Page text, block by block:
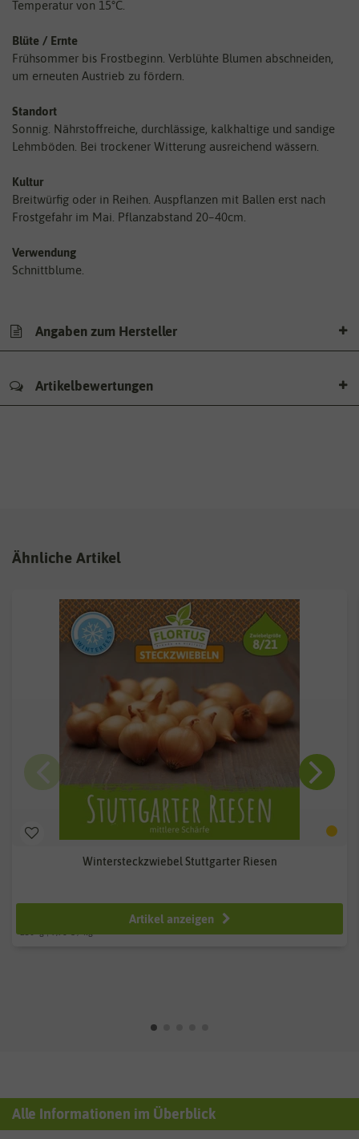
Temperatur von 15°C.
Blüte / Ernte
Frühsommer bis Frostbeginn. Verblühte Blumen abschneiden,
um erneuten Austrieb zu fördern.
Standort
Sonnig. Nährstoffreiche, durchlässige, kalkhaltige und sandige
Lehmböden. Bei trockener Witterung ausreichend wässern.
Kultur
Breitwürfig oder in Reihen. Auspflanzen mit Ballen erst nach
Frostgefahr im Mai. Pflanzabstand 20–40cm.
Verwendung
Schnittblume.
Angaben zum Hersteller
Artikelbewertungen
Ähnliche Artikel
Wintersteckzwiebel Stuttgarter Riesen
Artikel anzeigen
Alle Informationen im Überblick